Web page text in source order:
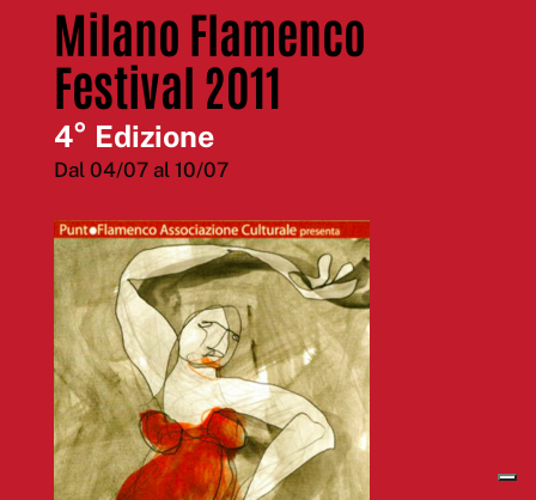
Milano Flamenco
Festival 2011
4° Edizione
Dal 04/07 al 10/07